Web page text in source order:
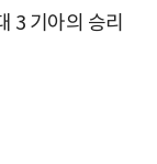
3 기아의 승리